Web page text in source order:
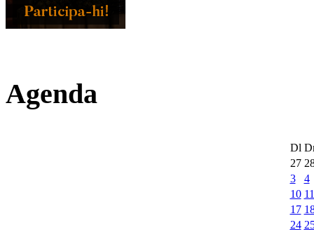
Agenda
Dl
27
3
4
10 11
17
24